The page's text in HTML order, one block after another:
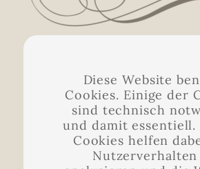
Laubenschlösschen
Moritzburger Straße
01689 Weinböhla
Telefon: +49 35243
Diese Website
Cookies. Einige der
sind technisch
und damit essentiell.
Cookies helfen
Nutzerverhalten